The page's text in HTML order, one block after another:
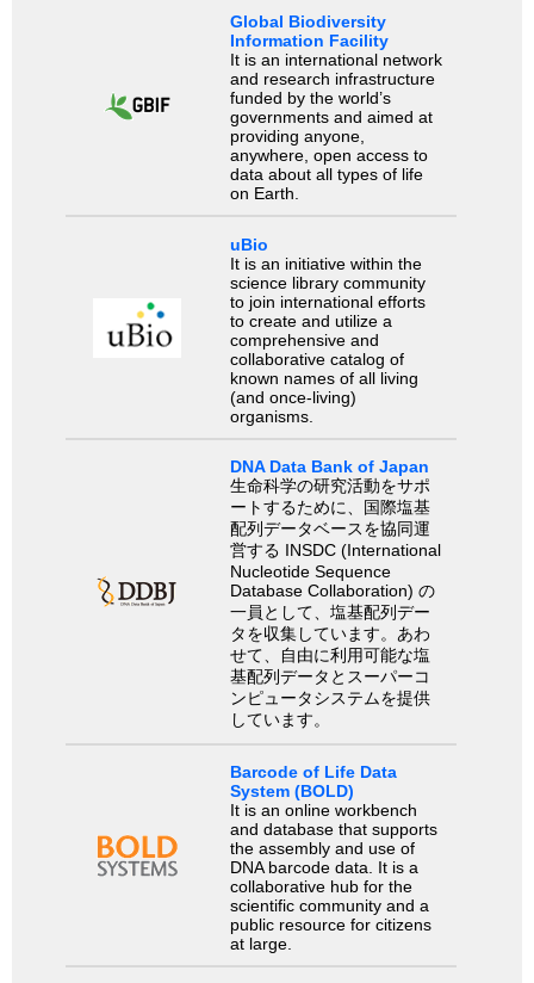
Global Biodiversity
Information Facility
It is an international network
and research infrastructure
funded by the world’s
governments and aimed at
providing anyone,
anywhere, open access to
data about all types of life
on Earth.
uBio
It is an initiative within the
science library community
to join international efforts
to create and utilize a
comprehensive and
collaborative catalog of
known names of all living
(and once-living)
organisms.
DNA Data Bank of Japan
生命科学の研究活動をサポ
ートするために、国際塩基
配列データベースを協同運
営する INSDC (International
Nucleotide Sequence
Database Collaboration) の
一員として、塩基配列デー
タを収集しています。あわ
せて、自由に利用可能な塩
基配列データとスーパーコ
ンピュータシステムを提供
しています。
Barcode of Life Data
System (BOLD)
It is an online workbench
and database that supports
the assembly and use of
DNA barcode data. It is a
collaborative hub for the
scientific community and a
public resource for citizens
at large.